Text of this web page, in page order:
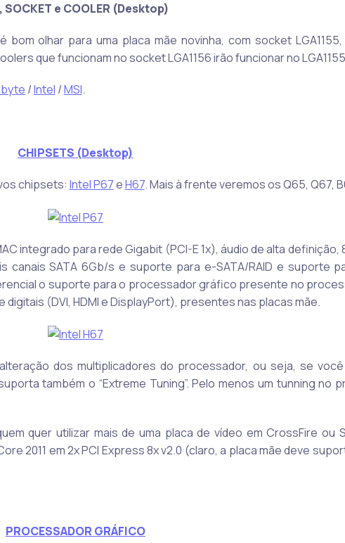
SOCKET e COOLER (Desktop)
olhar para uma placa mãe novinha, com socket LGA1155,
que funcionam no socket LGA1156 irão funcionar no
/Intel /MSI.
CHIPSETS (Desktop)
chipsets: Intel P67eH67. Mais à frente veremos os Q65, Q67,
integrado para rede Gigabit (PCI-E 1x), áudio de alta definição,
canais SATA 6Gb/s e suporte para e-SATA/RAID e suporte
o suporte para o processador gráfico presente no
(DVI, HDMI e DisplayPort), presentes nas placas mãe.
dos multiplicadores do processador, ou seja, se
também o “Extreme Tuning”. Pelo menos um tunning no
quer utilizar mais de uma placa de vídeo em CrossFire ou
2011 em 2x PCI Express 8x v2.0 (claro, a placa mãe deve
PROCESSADOR GRÁFICO